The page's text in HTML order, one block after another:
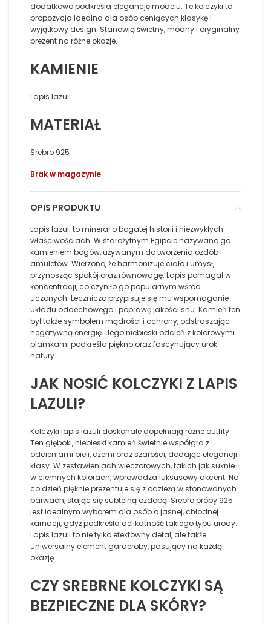
dodatkowo podkreśla elegancję modelu. Te kolczyki to
propozycja idealna dla osób ceniących klasykę i
wyjątkowy design. Stanowią świetny, modny i oryginalny
prezent na różne okazje.
KAMIENIE
Lapis lazuli
MATERIAŁ
Srebro 925
Brak w magazynie
OPIS PRODUKTU
Lapis lazuli to minerał o bogatej historii i niezwykłych
właściwościach. W starożytnym Egipcie nazywano go
kamieniem bogów, używanym do tworzenia ozdób i
amuletów. Wierzono, że harmonizuje ciało i umysł,
przynosząc spokój oraz równowagę. Lapis pomagał w
koncentracji, co czyniło go popularnym wśród
uczonych. Leczniczo przypisuje się mu wspomaganie
układu oddechowego i poprawę jakości snu. Kamień ten
był także symbolem mądrości i ochrony, odstraszając
negatywną energię. Jego niebieski odcień z kolorowymi
plamkami podkreśla piękno oraz fascynujący urok
natury.
JAK NOSIĆ KOLCZYKI Z LAPIS
LAZULI?
Kolczyki lapis lazuli doskonale dopełniają różne outfity.
Ten głęboki, niebieski kamień świetnie współgra z
odcieniami bieli, czerni oraz szarości, dodając elegancji i
klasy. W zestawieniach wieczorowych, takich jak suknie
w ciemnych kolorach, wprowadza luksusowy akcent. Na
co dzień pięknie prezentuje się z odzieżą w stonowanych
barwach, stając się subtelną ozdobą. Srebro próby 925
jest idealnym wyborem dla osób o jasnej, chłodnej
karnacji, gdyż podkreśla delikatność takiego typu urody.
Lapis lazuli to nie tylko efektowny detal, ale także
uniwersalny element garderoby, pasujący na każdą
okazję.
CZY SREBRNE KOLCZYKI SĄ
BEZPIECZNE DLA SKÓRY?